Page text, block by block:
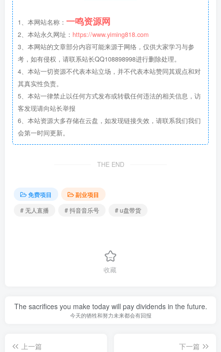
1、本网站名称： 一鸣资源网
2、本站永久网址： https://www.yiming818.com
3、本网站的文章部分内容可能来源于网络，仅供大家学习与参
考，如有侵权，请联系站长QQ108898998进行删除处理。
4、本站一切资源不代表本站立场，并不代表本站赞同其观点和对
其真实性负责。
5、本站一律禁止以任何方式发布或转载任何违法的相关信息，访
客发现请向站长举报
6、本站资源大多存储在云盘，如发现链接失效，请联系我们我们
会第一时间更新。
THE END
免费项目
副业项目
# 无人直播
# 抖音音乐号 # u盘带货
收藏
The sacrifices you make today will pay dividends in the future.
今天的牺牲和努力未来都会有回报
上一篇
下一篇